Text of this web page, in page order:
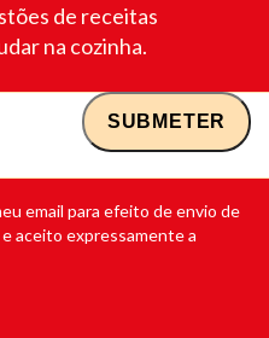
de receitas
na cozinha.
email para efeito de envio de
aceito expressamente a